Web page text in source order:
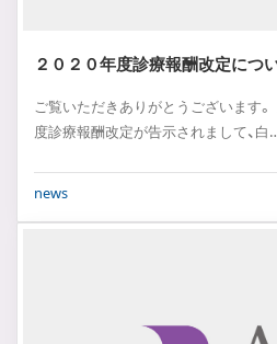
２０２０年度診療報酬改定につ
ご覧いただきありがとうございます
度診療報酬改定が告示されまして、
news